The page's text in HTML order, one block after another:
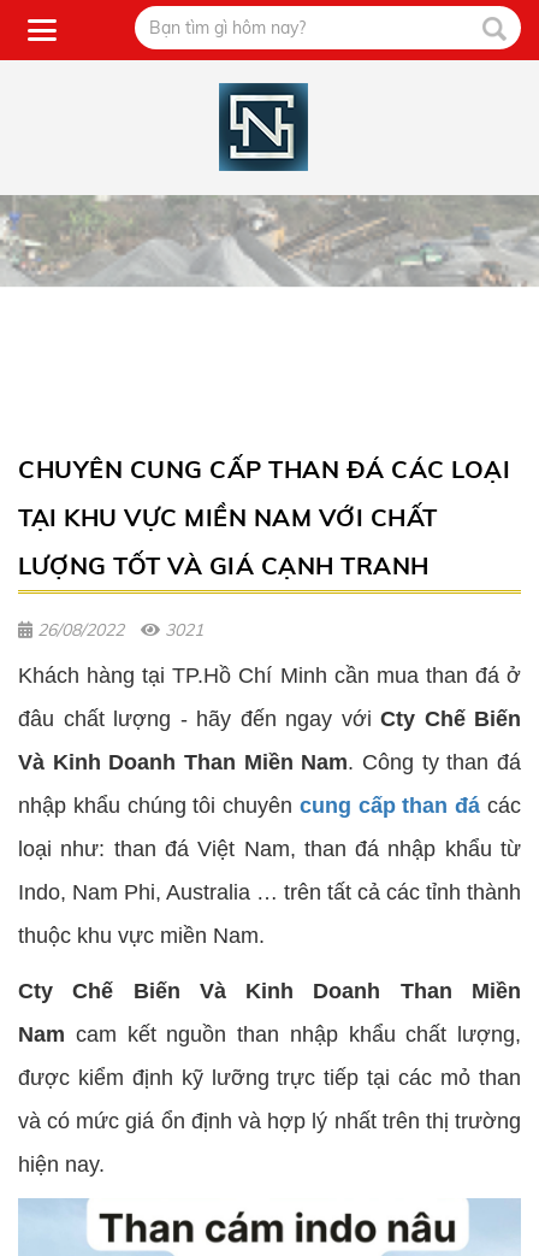
CHUYÊN CUNG CẤP THAN ĐÁ CÁC LOẠI
TẠI KHU VỰC MIỀN NAM VỚI CHẤT
LƯỢNG TỐT VÀ GIÁ CẠNH TRANH
26/08/2022 3021
Khách hàng tại TP.Hồ Chí Minh cần mua than đá ở
đâu chất lượng - hãy đến ngay với Cty Chế Biến
Và Kinh Doanh Than Miền Nam. Công ty than đá
nhập khẩu chúng tôi chuyên cung cấp than đá các
loại như: than đá Việt Nam, than đá nhập khẩu từ
Indo, Nam Phi, Australia … trên tất cả các tỉnh thành
thuộc khu vực miền Nam.
Cty Chế Biến Và Kinh Doanh Than Miền
Nam cam kết nguồn than nhập khẩu chất lượng,
được kiểm định kỹ lưỡng trực tiếp tại các mỏ than
và có mức giá ổn định và hợp lý nhất trên thị trường
hiện nay.